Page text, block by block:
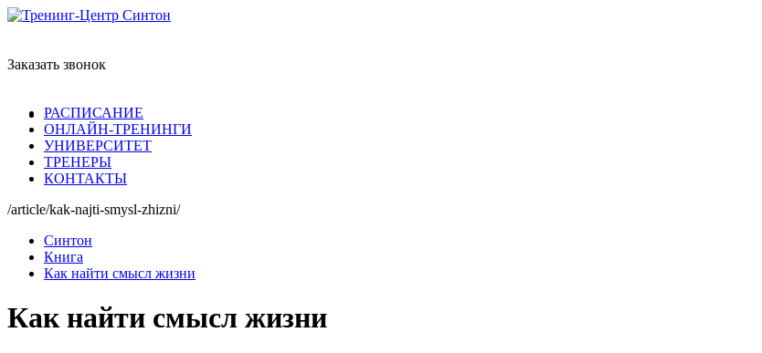
Заказать звонок
РАСПИСАНИЕ
ОНЛАЙН-ТРЕНИНГИ
УНИВЕРСИТЕТ
ТРЕНЕРЫ
КОНТАКТЫ
/article/kak-najti-smysl-zhizni/
Синтон
Книга
Как найти смысл жизни
Как найти смысл жизни